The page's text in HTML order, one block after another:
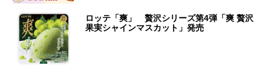
ロッテ「爽」 贅沢シリーズ第4弾「爽 贅沢
果実シャインマスカット」発売